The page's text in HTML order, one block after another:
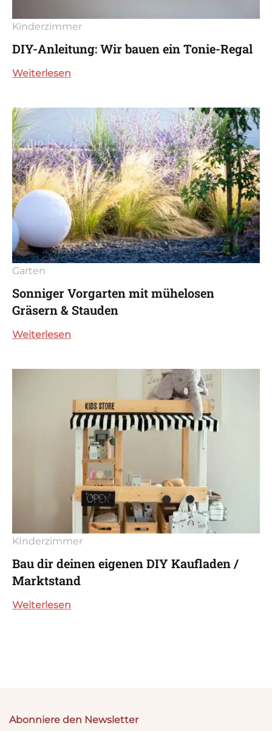
Kinderzimmer
DIY-Anleitung: Wir bauen ein Tonie-Regal
Weiterlesen
Garten
Sonniger Vorgarten mit mühelosen
Gräsern & Stauden
Weiterlesen
KInderzimmer
Bau dir deinen eigenen DIY Kaufladen /
Marktstand
Weiterlesen
Abonniere den Newsletter